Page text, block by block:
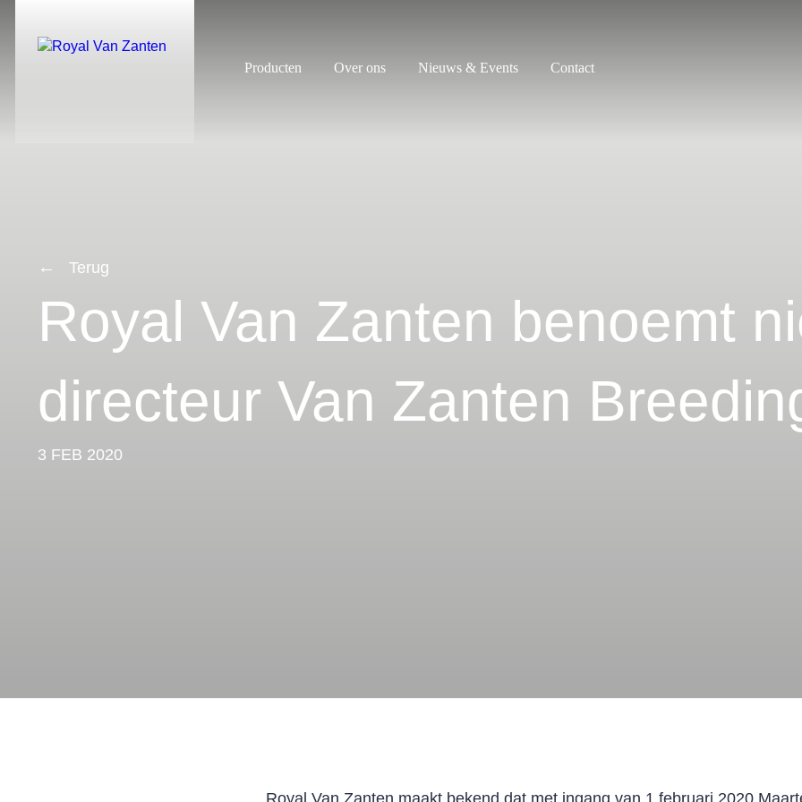
Producten Over ons Nieuws & Events Contact
Terug
Royal Van Zanten benoemt
directeur Van Zanten
3 FEB 2020
Royal Van Zanten maakt bekend dat met ingang van 1 februari 2020